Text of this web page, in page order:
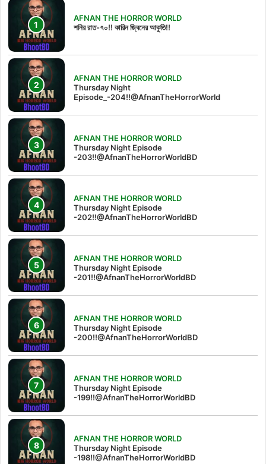
AFNAN THE HORROR WORLD
শনির রাত-৭০!! কারিন জ্বিনের আকুতি!!
AFNAN THE HORROR WORLD
Thursday Night
Episode_-204!!@AfnanTheHorrorWorld
AFNAN THE HORROR WORLD
Thursday Night Episode
-203!!@AfnanTheHorrorWorldBD
AFNAN THE HORROR WORLD
Thursday Night Episode
-202!!@AfnanTheHorrorWorldBD
AFNAN THE HORROR WORLD
Thursday Night Episode
-201!!@AfnanTheHorrorWorldBD
AFNAN THE HORROR WORLD
Thursday Night Episode
-200!!@AfnanTheHorrorWorldBD
AFNAN THE HORROR WORLD
Thursday Night Episode
-199!!@AfnanTheHorrorWorldBD
AFNAN THE HORROR WORLD
Thursday Night Episode
-198!!@AfnanTheHorrorWorldBD